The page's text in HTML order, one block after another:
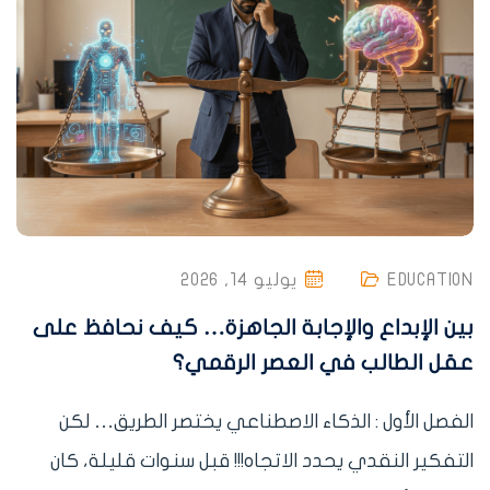
EDUCATION يوليو 14, 2026
بين الإبداع والإجابة الجاهزة… كيف نحافظ على
عقل الطالب في العصر الرقمي؟
الفصل الأول : الذكاء الاصطناعي يختصر الطريق… لكن
التفكير النقدي يحدد الاتجاه!!! قبل سنوات قليلة، كان